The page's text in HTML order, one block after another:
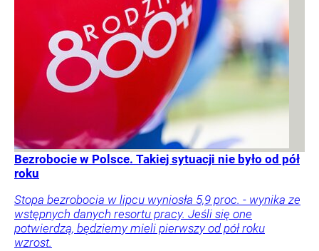
Bezrobocie w Polsce. Takiej sytuacji nie było od pół
roku
Stopa bezrobocia w lipcu wyniosła 5,9 proc. - wynika ze
wstępnych danych resortu pracy. Jeśli się one
potwierdzą, będziemy mieli pierwszy od pół roku
wzrost.